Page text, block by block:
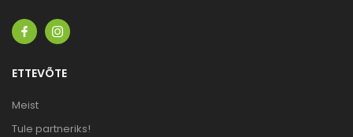
ETTEVÕTE
Meist
Tule partneriks!